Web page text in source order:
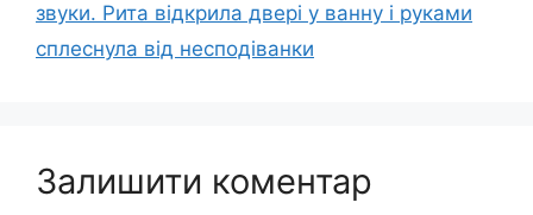
звуки. Рита відкрила двері у ванну і руками
сплеснула від несподіванки
Залишити коментар